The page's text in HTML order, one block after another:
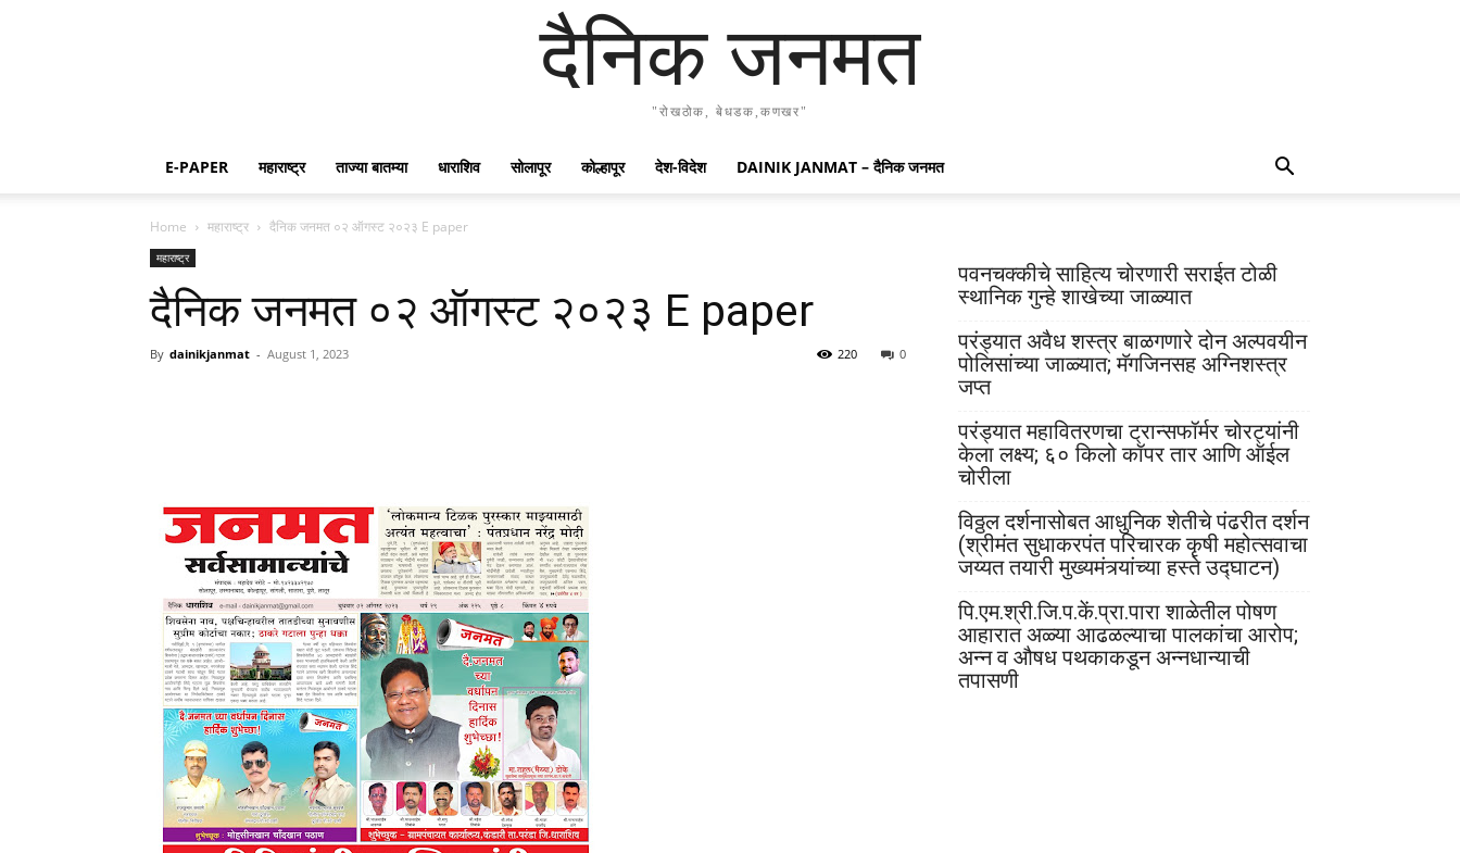
दैनिक जनमत
"रोखठोक, बेधडक,कणखर"
E-PAPER महाराष्ट्र ताज्या बातम्या धाराशिव सोलापूर कोल्हापूर देश-विदेश DAINIK JANMAT – दैनिक जनमत
Home महाराष्ट्र दैनिक जनमत ०२ ऑगस्ट २०२३ E paper
महाराष्ट्र
दैनिक जनमत ०२ ऑगस्ट २०२३ E paper
By dainikjanmat - August 1, 2023 0
220
पवनचक्कीचे साहित्य चोरणारी सराईत टोळी
स्थानिक गुन्हे शाखेच्या जाळ्यात
परंड्यात अवैध शस्त्र बाळगणारे दोन अल्पवयीन
पोलिसांच्या जाळ्यात; मॅगजिनसह अग्निशस्त्र
जप्त
परंड्यात महावितरणचा ट्रान्सफॉर्मर चोरट्यांनी
केला लक्ष्य; ६० किलो कॉपर तार आणि ऑईल
चोरीला
विठ्ठल दर्शनासोबत आधुनिक शेतीचे पंढरीत दर्शन
(श्रीमंत सुधाकरपंत परिचारक कृषी महोत्सवाचा
जय्यत तयारी मुख्यमंत्र्यांच्या हस्ते उद्घाटन)
पि.एम.श्री.जि.प.कें.प्रा.पारा शाळेतील पोषण
आहारात अळ्या आढळल्याचा पालकांचा आरोप;
अन्न व औषध पथकाकडून अन्नधान्याची
तपासणी